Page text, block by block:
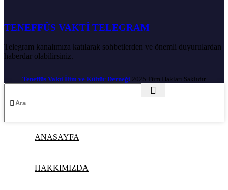
TENEFFÜS VAKTİ TELEGRAM
Telegram kanalımıza katılarak sohbetlerden ve önemli duyurulardan
haberdar olabilirsiniz.
Teneffüs Vakti İlim ve Kültür Derneği 2025 Tüm Hakları Saklıdır
ANASAYFA
HAKKIMIZDA